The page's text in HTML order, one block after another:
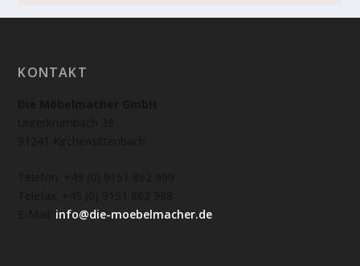
KONTAKT
info@die-moebelmacher.de